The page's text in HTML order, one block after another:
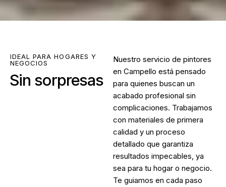
IDEAL PARA HOGARES Y
NEGOCIOS
Sin sorpresas
Nuestro servicio de pintores
en Campello está pensado
para quienes buscan un
acabado profesional sin
complicaciones. Trabajamos
con materiales de primera
calidad y un proceso
detallado que garantiza
resultados impecables, ya
sea para tu hogar o negocio.
Te guiamos en cada paso